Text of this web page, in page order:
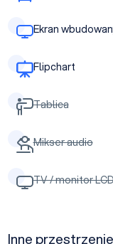
Ekran
Flipchart
Tablica
Mikser audio
TV / monitor
Inne